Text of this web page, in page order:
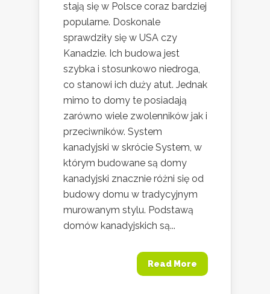
stają się w Polsce coraz bardziej
popularne. Doskonale
sprawdziły się w USA czy
Kanadzie. Ich budowa jest
szybka i stosunkowo niedroga,
co stanowi ich duży atut. Jednak
mimo to domy te posiadają
zarówno wiele zwolenników jak i
przeciwników. System
kanadyjski w skrócie System, w
którym budowane są domy
kanadyjski znacznie różni się od
budowy domu w tradycyjnym
murowanym stylu. Podstawą
domów kanadyjskich są...
Read More